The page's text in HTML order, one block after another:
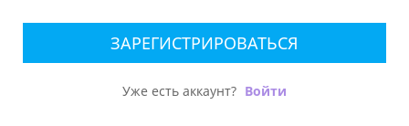
ЗАРЕГИСТРИРОВАТЬСЯ
Уже есть аккаунт? Войти